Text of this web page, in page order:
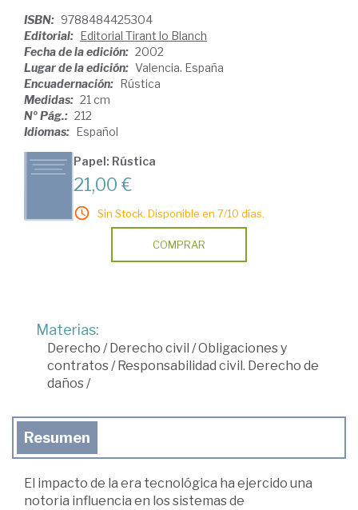
ISBN: 9788484425304
Editorial: Editorial Tirant lo Blanch
Fecha de la edición: 2002
Lugar de la edición: Valencia. España
Encuadernación: Rústica
Medidas: 21 cm
Nº Pág.: 212
Idiomas: Español
Papel: Rústica
21,00 €
Sin Stock. Disponible en 7/10 días.
COMPRAR
Materias:
Derecho / Derecho civil /Obligaciones y
contratos/ Responsabilidad civil. Derecho de
daños/
Resumen
El impacto de la era tecnológica ha ejercido una
notoria influencia en los sistemas de